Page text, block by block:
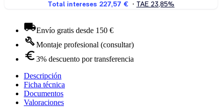
Envío gratis desde 150 €
Montaje profesional (consultar)
3% descuento por transferencia
Descripción
Ficha técnica
Documentos
Valoraciones